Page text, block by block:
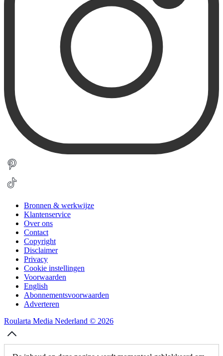
Bronnen & werkwijze
Klantenservice
Over ons
Contact
Copyright
Disclaimer
Privacy
Cookie instellingen
Voorwaarden
English
Abonnementsvoorwaarden
Adverteren
Roularta Media Nederland © 2026